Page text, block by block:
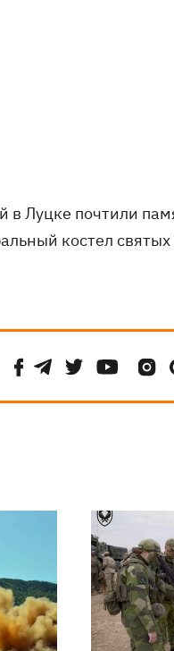
Луцке почтили
костел святых